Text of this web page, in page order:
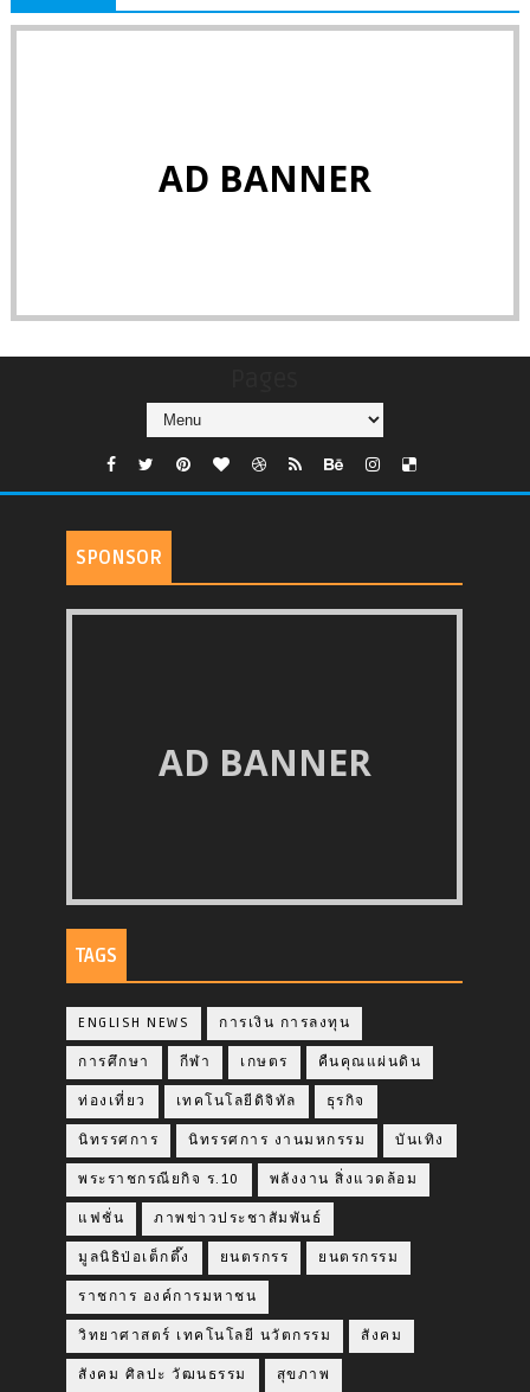
AD BANNER
SPONSOR
AD BANNER
TAGS
ENGLISH NEWS การเงิน การลงทุน
การศึกษา กีฬา เกษตร คืนคุณแผ่นดิน
ท่องเที่ยว เทคโนโลยีดิจิทัล ธุรกิจ
นิทรรศการ นิทรรศการ งานมหกรรม บันเทิง
พระราชกรณียกิจ ร.10 พลังงาน สิ่งแวดล้อม
แฟชั่น ภาพข่าวประชาสัมพันธ์
มูลนิธิป่อเต็กตึ๊ง ยนตรกรร ยนตรกรรม
ราชการ องค์การมหาชน
วิทยาศาสตร์ เทคโนโลยี นวัตกรรม สังคม
สังคม ศิลปะ วัฒนธรรม สุขภาพ